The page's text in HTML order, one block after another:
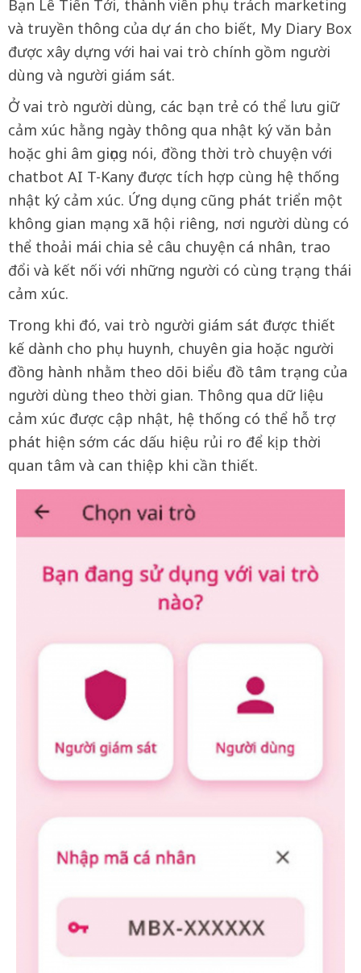
Bạn Lê Tiến Tới, thành viên phụ trách marketing
và truyền thông của dự án cho biết, My Diary Box
được xây dựng với hai vai trò chính gồm người
dùng và người giám sát.
Ở vai trò người dùng, các bạn trẻ có thể lưu giữ
cảm xúc hằng ngày thông qua nhật ký văn bản
hoặc ghi âm giọng nói, đồng thời trò chuyện với
chatbot AI T-Kany được tích hợp cùng hệ thống
nhật ký cảm xúc. Ứng dụng cũng phát triển một
không gian mạng xã hội riêng, nơi người dùng có
thể thoải mái chia sẻ câu chuyện cá nhân, trao
đổi và kết nối với những người có cùng trạng thái
cảm xúc.
Trong khi đó, vai trò người giám sát được thiết
kế dành cho phụ huynh, chuyên gia hoặc người
đồng hành nhằm theo dõi biểu đồ tâm trạng của
người dùng theo thời gian. Thông qua dữ liệu
cảm xúc được cập nhật, hệ thống có thể hỗ trợ
phát hiện sớm các dấu hiệu rủi ro để kịp thời
quan tâm và can thiệp khi cần thiết.